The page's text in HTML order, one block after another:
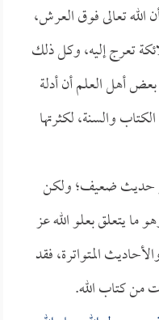
الله تعالى فوق العرش،
تعرج إليه، وكل ذلك
أهل العلم أن أدلة
والسنة، لكثرتها
حديث ضعيف؛ ولكن
ما يتعلق بعلو الله عز
المتواترة، فقد
من كتاب الله.